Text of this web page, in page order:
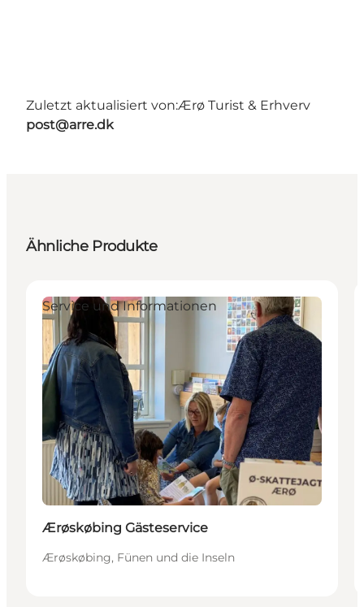
Zuletzt aktualisiert von:Ærø Turist & Erhverv
post@arre.dk
Ähnliche Produkte
Service und Informationen
Ærøskøbing Gästeservice
Ærøskøbing, Fünen und die Inseln